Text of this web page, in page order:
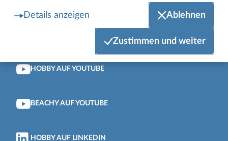
Details anzeigen Ablehnen
Zustimmen und weiter
HOBBY AUF YOUTUBE
BEACHY AUF YOUTUBE
HOBBY AUF LINKEDIN